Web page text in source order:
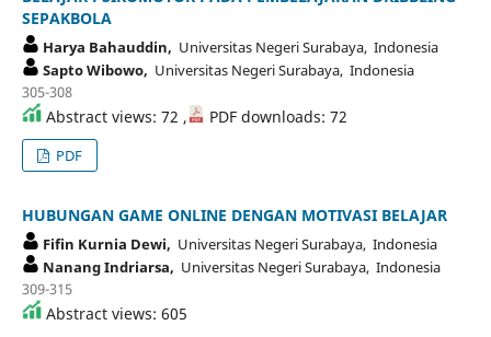
SEPAKBOLA
Harya Bahauddin, Universitas Negeri Surabaya, Indonesia
Sapto Wibowo, Universitas Negeri Surabaya, Indonesia
305-308
Abstract views: 72 , PDF downloads: 72
PDF
HUBUNGAN GAME ONLINE DENGAN MOTIVASI BELAJAR
Fifin Kurnia Dewi, Universitas Negeri Surabaya, Indonesia
Nanang Indriarsa, Universitas Negeri Surabaya, Indonesia
309-315
Abstract views: 605